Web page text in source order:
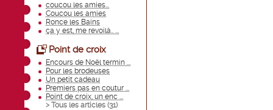
coucou les amies...
Coucou les amies
Ronce les Bains
ça y est, me revoilà.. ...
Point de croix
Encours de Noël termin ...
Pour les brodeuses
Un petit cadeau
Premiers pas en coutur ...
Point de croix, un enc ...
> Tous les articles (31)